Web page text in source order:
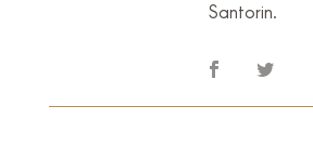
Santorin.